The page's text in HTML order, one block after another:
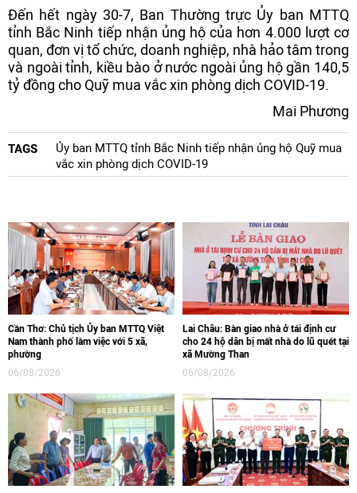
Đến hết ngày 30-7, Ban Thường trực Ủy ban MTTQ
tỉnh Bắc Ninh tiếp nhận ủng hộ của hơn 4.000 lượt cơ
quan, đơn vị tổ chức, doanh nghiệp, nhà hảo tâm trong
và ngoài tỉnh, kiều bào ở nước ngoài ủng hộ gần 140,5
tỷ đồng cho Quỹ mua vắc xin phòng dịch COVID-19.
Mai Phương
TAGS
Ủy ban MTTQ tỉnh Bắc Ninh tiếp nhận ủng hộ Quỹ mua
vắc xin phòng dịch COVID-19
Cần Thơ: Chủ tịch Ủy ban MTTQ Việt
Nam thành phố làm việc với 5 xã,
phường
06/08/2026
Lai Châu: Bàn giao nhà ở tái định cư
cho 24 hộ dân bị mất nhà do lũ quét tại
xã Mường Than
06/08/2026